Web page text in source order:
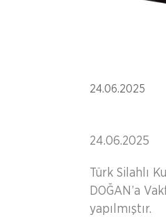
24.06.2025
24.06.2025
Türk Silahlı
DOĞAN’a
yapılmıştır.